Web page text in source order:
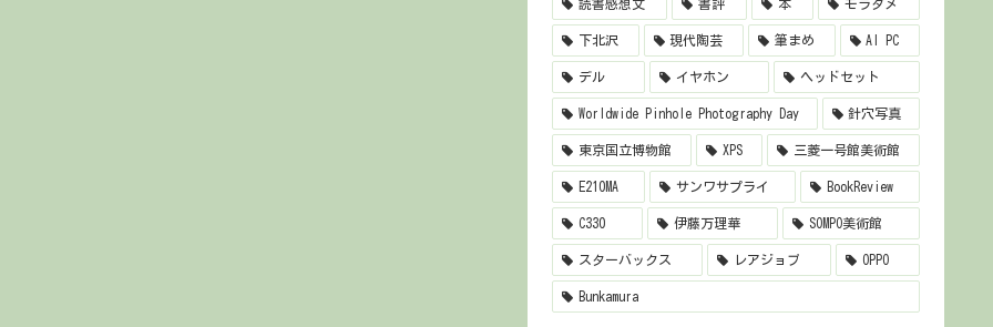
読書感想文 書評 本 モラタメ
下北沢 現代陶芸 筆まめ AI PC
デル イヤホン ヘッドセット
Worldwide Pinhole Photography Day 針穴写真
東京国立博物館 XPS 三菱一号館美術館
E210MA サンワサプライ BookReview
C330 伊藤万理華 SOMPO美術館
スターバックス レアジョブ OPPO
Bunkamura